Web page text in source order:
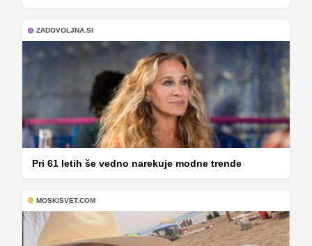
ZADOVOLJNA.SI
Pri 61 letih še vedno narekuje modne trende
MOSKISVET.COM